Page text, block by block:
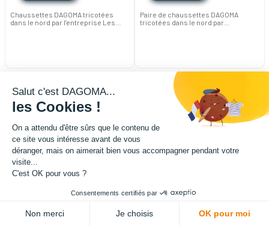
Chaussettes DAGOMA tricotées
dans le nord par l’entreprise Les
Paire de chaussettes DAGOMA
tricotées dans le nord par
Pour en savoir plus, voir plus bas
sur la page.
projets.
Salut c'est DAGOMA...
les Cookies !
On a attendu d'être sûrs que le contenu de
ce site vous intéresse avant de vous
déranger, mais on aimerait bien vous accompagner pendant votre
visite...
C'est OK pour vous ?
Consentements certifiés par
Non merci Je choisis OK pour moi